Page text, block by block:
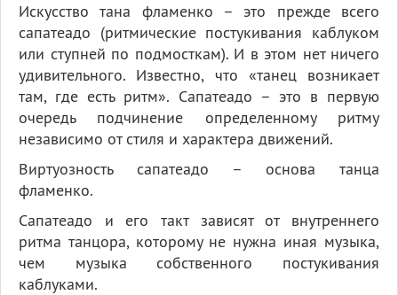
Искусство тана фламенко – это прежде всего
сапатеадо (ритмические постукивания каблуком
или ступней по подмосткам). И в этом нет ничего
удивительного. Известно, что «танец возникает
там, где есть ритм». Сапатеадо – это в первую
очередь подчинение определенному ритму
независимо от стиля и характера движений.
Виртуозность сапатеадо – основа танца
фламенко.
Сапатеадо и его такт зависят от внутреннего
ритма танцора, которому не нужна иная музыка,
чем музыка собственного постукивания
каблуками.